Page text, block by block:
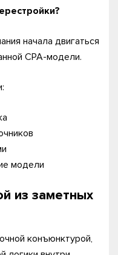
начала двигаться
CPA-модели.
модели
из заметных
конъюнктурой,